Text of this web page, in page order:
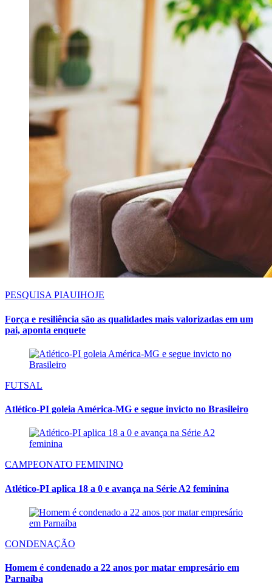
PESQUISA PIAUIHOJE
Força e resiliência são as qualidades mais valorizadas em um
pai, aponta enquete
FUTSAL
Atlético-PI goleia América-MG e segue invicto no Brasileiro
CAMPEONATO FEMININO
Atlético-PI aplica 18 a 0 e avança na Série A2 feminina
CONDENAÇÃO
Homem é condenado a 22 anos por matar empresário em
Parnaíba